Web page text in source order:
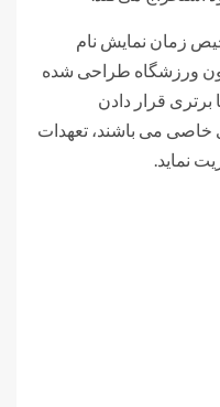
زمان نمایش نام
ورزشگاه طراحی شده
برتری قرار دادن
خاصی می باشند، تعهدات
نماید.